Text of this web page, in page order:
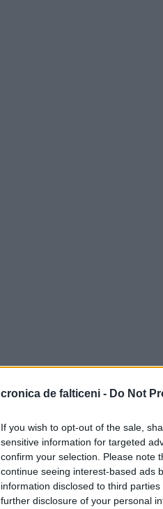
cronica de falticeni - Do Not
If you wish to opt-out of the sale,
sensitive information for targeted
confirm your selection. Please note
continue seeing interest-based ads
information disclosed to third
further disclosure of your personal